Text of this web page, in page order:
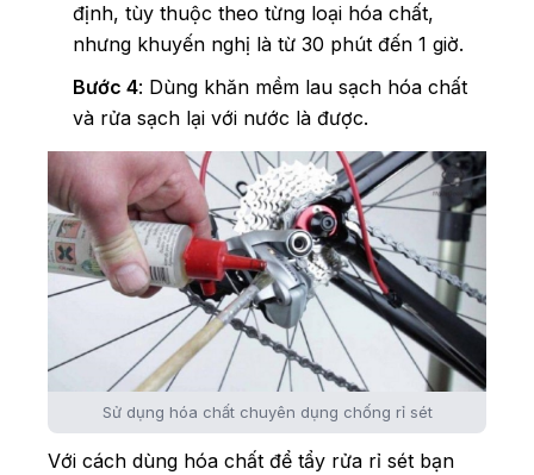
định, tùy thuộc theo từng loại hóa chất,
nhưng khuyến nghị là từ 30 phút đến 1 giờ.
Bước 4: Dùng khăn mềm lau sạch hóa chất
và rửa sạch lại với nước là được.
Sử dụng hóa chất chuyên dụng chống rỉ sét
Với cách dùng hóa chất để tẩy rửa rỉ sét bạn